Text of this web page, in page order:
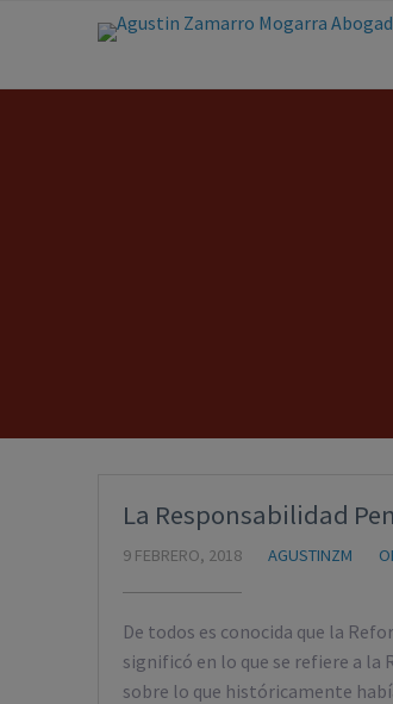
La Responsabilidad
9 FEBRERO, 2018 AGUSTINZM
De todos es conocida que la
significó en lo que se refiere a la
sobre lo que históricamente